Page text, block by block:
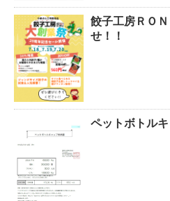
餃子工房ＲＯ
せ！！
ペットボトルキ